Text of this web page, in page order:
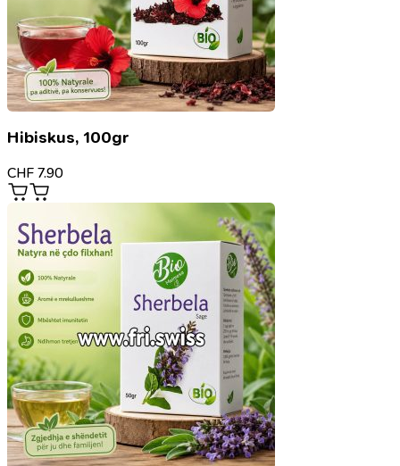
Hibiskus, 100gr
CHF 7.90